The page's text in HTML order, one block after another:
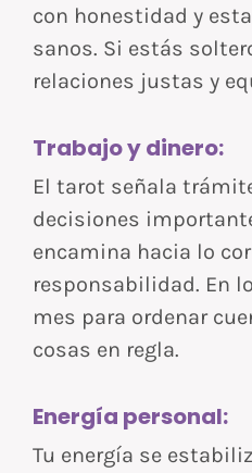
con honestidad y
sanos. Si estás
relaciones justas y
Trabajo y dinero:
El tarot señala
decisiones
encamina hacia lo
responsabilidad. En
mes para ordenar
cosas en regla.
Energía personal:
Tu energía se